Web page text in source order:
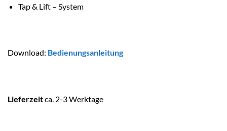
Tap & Lift – System
Download: Bedienungsanleitung
Lieferzeitca. 2-3 Werktage